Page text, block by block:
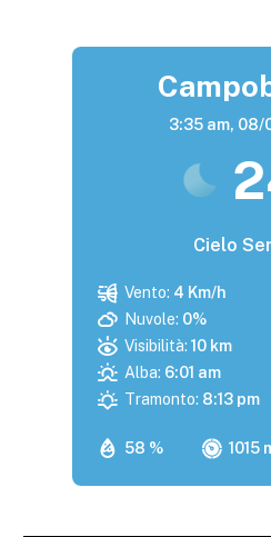
3:35 am, 08/
Cielo
58 % 1015
Vento: 4 Km/h
Nuvole: 0%
Visibilità: 10 km
Alba: 6:01 am
Tramonto: 8:13 pm